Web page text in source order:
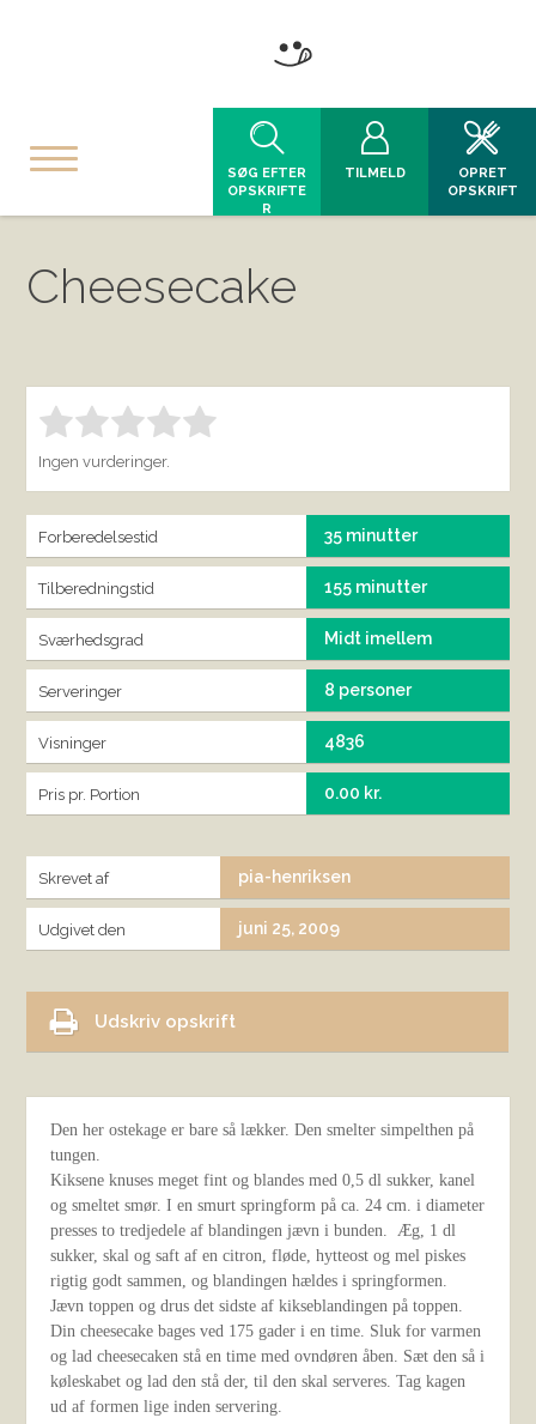
SØG EFTER
OPSKRIFTE
R
TILMELD
OPRET
OPSKRIFT
Cheesecake
Bedøm denne vare: 1.00
Ingen vurderinger.
Forberedelsestid 35 minutter
Tilberedningstid 155 minutter
Sværhedsgrad Midt imellem
Serveringer 8 personer
Visninger 4836
Pris pr. Portion 0.00 kr.
Skrevet af pia-henriksen
Udgivet den juni 25, 2009
Udskriv opskrift
Den her ostekage er bare så lækker. Den smelter simpelthen på
tungen.
Kiksene knuses meget fint og blandes med 0,5 dl sukker, kanel
og smeltet smør. I en smurt springform på ca. 24 cm. i diameter
presses to tredjedele af blandingen jævn i bunden. Æg, 1 dl
sukker, skal og saft af en citron, fløde, hytteost og mel piskes
rigtig godt sammen, og blandingen hældes i springformen.
Jævn toppen og drus det sidste af kikseblandingen på toppen.
Din cheesecake bages ved 175 gader i en time. Sluk for varmen
og lad cheesecaken stå en time med ovndøren åben. Sæt den så i
køleskabet og lad den stå der, til den skal serveres. Tag kagen
ud af formen lige inden servering.